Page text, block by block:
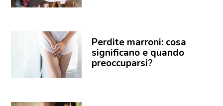
Perdite marroni: cosa
significano e quando
preoccuparsi?